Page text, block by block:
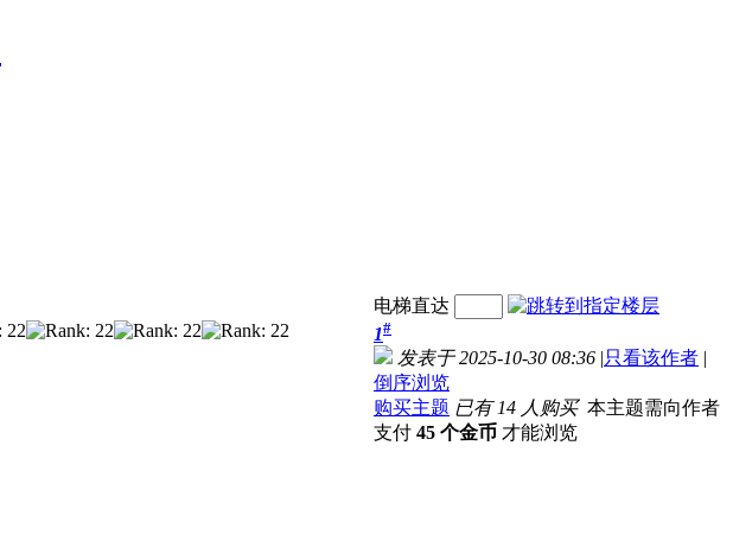
电梯直达
1#
发表于 2025-10-30 08:36 |只看该作者 |
倒序浏览
购买主题 已有 14 人购买 本主题需向作者
支付 45 个金币 才能浏览